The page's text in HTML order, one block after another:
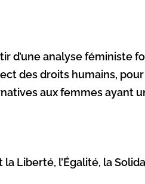
d’une analyse féministe
des droits humains,
aux femmes ayant
Liberté, l’Égalité, la